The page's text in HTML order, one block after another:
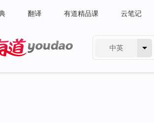
翻译 有道精品课 云笔记
中英